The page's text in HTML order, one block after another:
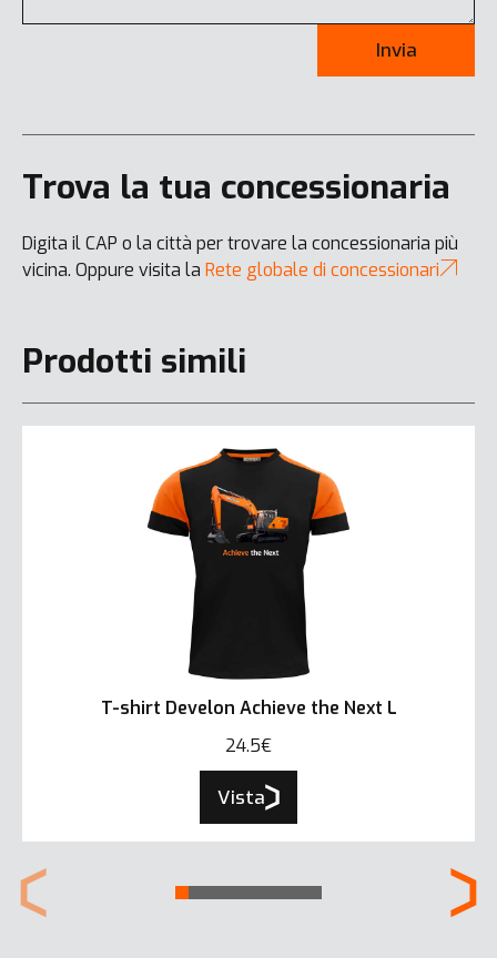
Invia
Trova la tua concessionaria
Digita il CAP o la città per trovare la concessionaria più
vicina. Oppure visita la Rete globale di concessionari
Prodotti simili
T-shirt Develon Achieve the Next L
24.5€
Vista